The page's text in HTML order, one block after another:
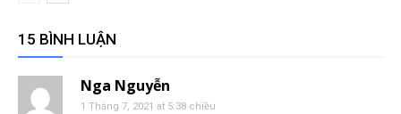
15 BÌNH LUẬN
Nga Nguyễn
1 Tháng 7, 2021 at 5:38 chiều